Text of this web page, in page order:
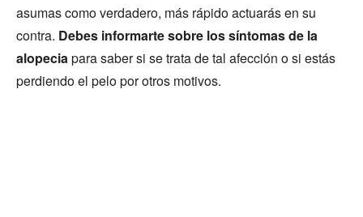
asumas como verdadero, más rápido actuarás en su
contra. Debes informarte sobre los síntomas de la
alopecia para saber si se trata de tal afección o si estás
perdiendo el pelo por otros motivos.